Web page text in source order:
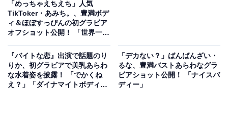
「めっちゃえちえち」人気
TikToker・あみち。、豊満ボデ
ィ＆ほぼすっぴんの初グラビア
オフショット公開！ 「世界一で
『バイトな恋』出演で話題のり
りか、初グラビアで美乳あらわ
な水着姿を披露！ 「でかくね
え？」「ダイナマイトボディと
「デカない？」ばんばんざい・
るな、豊満バストあらわなグラ
ビアショット公開！ 「ナイスバ
ディー」